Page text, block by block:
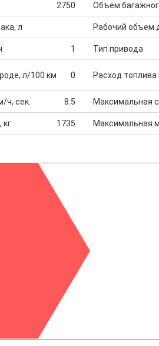
2750 Объем
л Рабочий объем
1 Тип привода
л/100 км 0 Расход
ч, сек. 8.5 Максимальная
кг 1735 Максимальная